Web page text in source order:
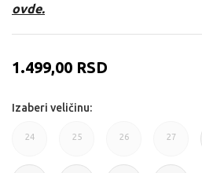
ovde.
1.499,00 RSD
Izaberi veličinu:
24
24
25
25
26
26
27
27